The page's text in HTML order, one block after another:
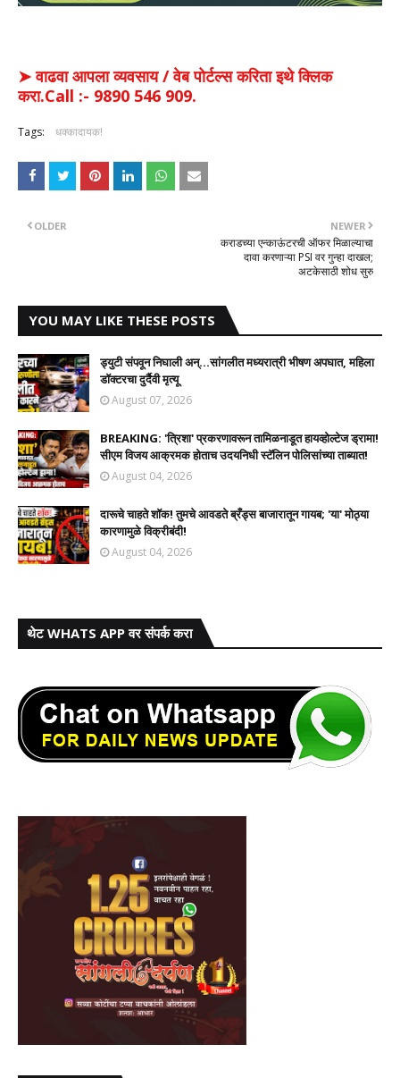
➤ वाढवा आपला व्यवसाय / वेब पोर्टल्स करिता इथे क्लिक
करा.Call :- 9890 546 909.
Tags: धक्कादायक!
NEWER
कराडच्या एन्काऊंटरची ऑफर मिळाल्याचा
दावा करणाऱ्या PSI वर गुन्हा दाखल;
अटकेसाठी शोध सुरु
OLDER
YOU MAY LIKE THESE POSTS
ड्युटी संपवून निघाली अन्...सांगलीत मध्यरात्री भीषण अपघात, महिला
डॉक्टरचा दुर्दैवी मृत्यू
August 07, 2026
BREAKING: 'त्रिशा' प्रकरणावरून तामिळनाडूत हायव्होल्टेज ड्रामा!
सीएम विजय आक्रमक होताच उदयनिधी स्टॅलिन पोलिसांच्या ताब्यात!
August 04, 2026
दारूचे चाहते शॉक! तुमचे आवडते ब्रँड्स बाजारातून गायब; 'या' मोठ्या
कारणामुळे विक्रीबंदी!
August 04, 2026
थेट WHATS APP वर संपर्क करा